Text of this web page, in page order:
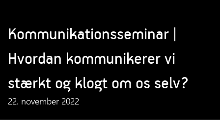
Kommunikationsseminar |
Hvordan kommunikerer vi
stærkt og klogt om os selv?
22. november 2022